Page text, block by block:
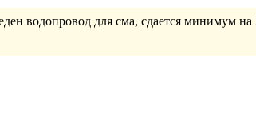
водопровод для сма, сдается минимум на